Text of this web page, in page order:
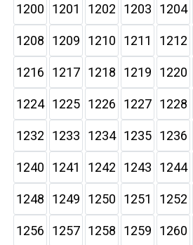
1200 1201 1202 1203 1204
1208 1209 1210 1211 1212
1216 1217 1218 1219 1220
1224 1225 1226 1227 1228
1232 1233 1234 1235 1236
1240 1241 1242 1243 1244
1248 1249 1250 1251 1252
1256 1257 1258 1259 1260